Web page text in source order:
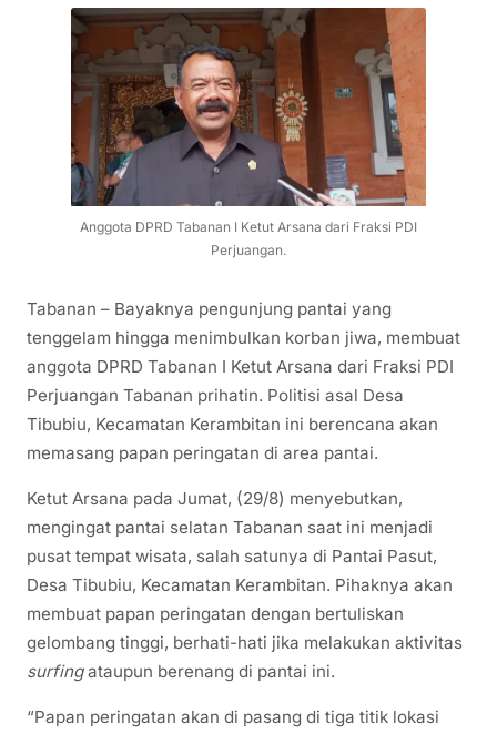
Anggota DPRD Tabanan I Ketut Arsana dari Fraksi PDI
Perjuangan.
Tabanan – Bayaknya pengunjung pantai yang
tenggelam hingga menimbulkan korban jiwa, membuat
anggota DPRD Tabanan I Ketut Arsana dari Fraksi PDI
Perjuangan Tabanan prihatin. Politisi asal Desa
Tibubiu, Kecamatan Kerambitan ini berencana akan
memasang papan peringatan di area pantai.
Ketut Arsana pada Jumat, (29/8) menyebutkan,
mengingat pantai selatan Tabanan saat ini menjadi
pusat tempat wisata, salah satunya di Pantai Pasut,
Desa Tibubiu, Kecamatan Kerambitan. Pihaknya akan
membuat papan peringatan dengan bertuliskan
gelombang tinggi, berhati-hati jika melakukan aktivitas
surfingataupun berenang di pantai ini.
“Papan peringatan akan di pasang di tiga titik lokasi